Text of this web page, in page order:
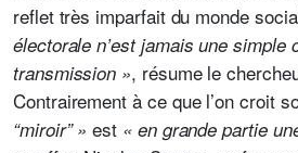
reflet très imparfait du monde
électorale n’est jamais une simple
transmission », résume le
Contrairement à ce que l’on croit
“miroir” »est « en grande partie